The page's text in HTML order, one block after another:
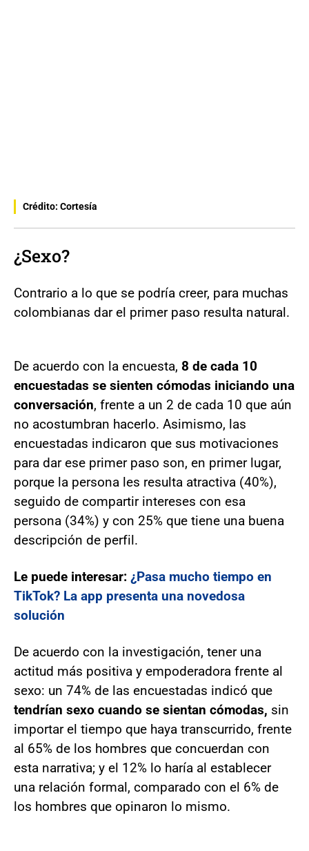
Crédito: Cortesía
¿Sexo?
Contrario a lo que se podría creer, para muchas
colombianas dar el primer paso resulta natural.
De acuerdo con la encuesta, 8 de cada 10
encuestadas se sienten cómodas iniciando una
conversación, frente a un 2 de cada 10 que aún
no acostumbran hacerlo. Asimismo, las
encuestadas indicaron que sus motivaciones
para dar ese primer paso son, en primer lugar,
porque la persona les resulta atractiva (40%),
seguido de compartir intereses con esa
persona (34%) y con 25% que tiene una buena
descripción de perfil.
Le puede interesar: ¿Pasa mucho tiempo en
TikTok? La app presenta una novedosa
solución
De acuerdo con la investigación, tener una
actitud más positiva y empoderadora frente al
sexo: un 74% de las encuestadas indicó que
tendrían sexo cuando se sientan cómodas, sin
importar el tiempo que haya transcurrido, frente
al 65% de los hombres que concuerdan con
esta narrativa; y el 12% lo haría al establecer
una relación formal, comparado con el 6% de
los hombres que opinaron lo mismo.